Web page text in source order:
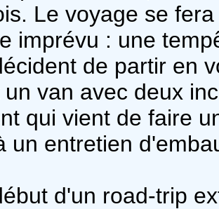
Le voyage se
imprévu : une
de partir en
un van avec deux
qui vient de faire
un entretien
d'un road-trip